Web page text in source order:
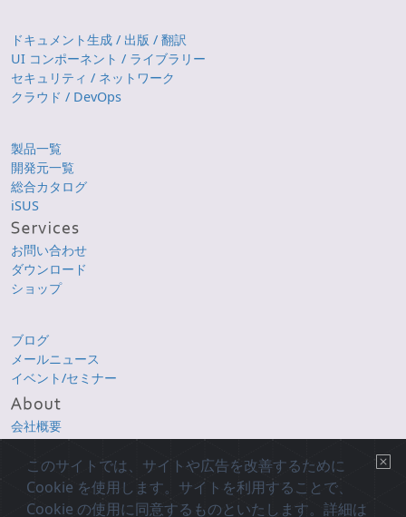
ドキュメント生成 / 出版 / 翻訳
UI コンポーネント / ライブラリー
セキュリティ / ネットワーク
クラウド / DevOps
製品一覧
開発元一覧
総合カタログ
iSUS
お問い合わせ
ダウンロード
ショップ
ブログ
メールニュース
イベント/セミナー
会社概要
プレスリリース
採用情報
このサイトでは、サイトや広告を改善するために
Cookie を使用します。サイトを利用することで、
Cookie の使用に同意するものといたします。詳細は